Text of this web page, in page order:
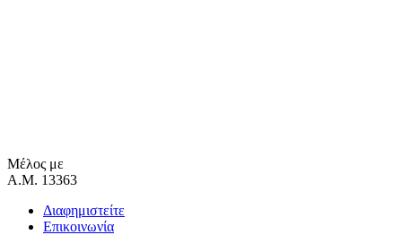
Μέλος με
Α.Μ. 13363
Διαφημιστείτε
Επικοινωνία